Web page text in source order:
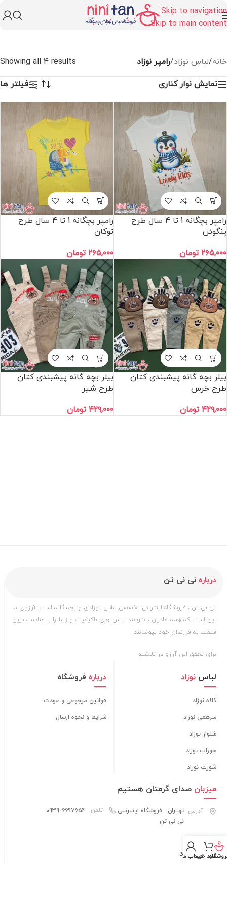
Skip to navigation
Skip to main content
خانه/لباس نوزاد/رامپر نوزاد
Showing all 4 results
نمایش نوار کناری
فیلتر ها
رامپر بچگانه 1 تا 4 سال طرح
پنگوئن
۲۶۵,۰۰۰ تومان
رامپر بچگانه 1 تا 4 سال طرح
توکان
۲۶۵,۰۰۰ تومان
بیلر بچه گانه پیشبندی کتان
طرح خرس
۴۲۹,۰۰۰ تومان
بیلر بچه گانه پیشبندی کتان
طرح شیر
۴۲۹,۰۰۰ تومان
درباره نی نی تن
نی نی تن ، فروشگاه اینترنتی تخصصی لباس نوزادی و بچه گانه است. آرزوی ما
این است که همه مادران ، بتوانند لباس های باکیفیت و زیبا را با مناسب ترین
قیمت به فرزندان خود بپوشانند.
برای تحقق این آرزو در تلاشیم
لباسنوزاد
کلاه نوزاد
سرهمی نوزاد
شلوار نوزاد
جوراب نوزاد
شورت نوزاد
درباره فروشگاه
قوانین مرجوعی و عودت
شرایط و نحوه ارسال
میزبان صدای گرمتان هستیم
آدرس: تهــران، فروشگاه اینترنتی
نی نی تن
تلفن: 0939-6697654
نماداعتمادسبد خریدحساب من